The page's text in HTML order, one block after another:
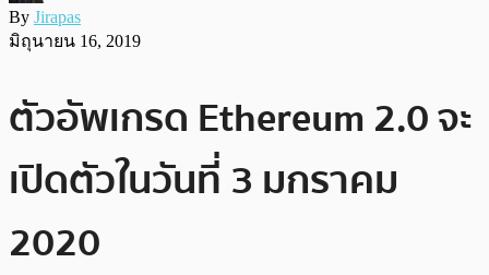
By Jirapas
มิถุนายน 16, 2019
ตัวอัพเกรด Ethereum 2.0 จะ
เปิดตัวในวันที่ 3 มกราคม
2020